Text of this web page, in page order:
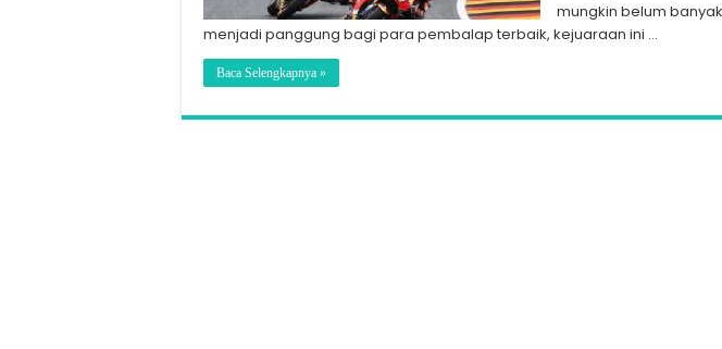
mungkin belum
menjadi panggung bagi para pembalap terbaik, kejuaraan ini …
Baca Selengkapnya »